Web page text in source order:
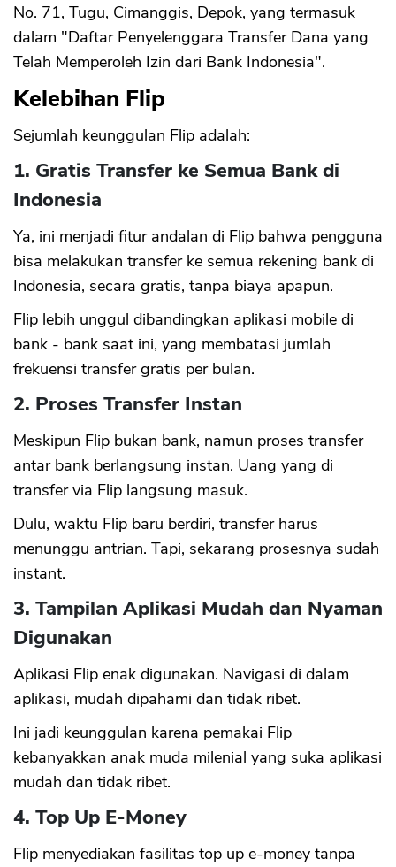
No. 71, Tugu, Cimanggis, Depok, yang termasuk
dalam "Daftar Penyelenggara Transfer Dana yang
Telah Memperoleh Izin dari Bank Indonesia".
Kelebihan Flip
Sejumlah keunggulan Flip adalah:
1. Gratis Transfer ke Semua Bank di
Indonesia
Ya, ini menjadi fitur andalan di Flip bahwa pengguna
bisa melakukan transfer ke semua rekening bank di
Indonesia, secara gratis, tanpa biaya apapun.
Flip lebih unggul dibandingkan aplikasi mobile di
bank - bank saat ini, yang membatasi jumlah
frekuensi transfer gratis per bulan.
2. Proses Transfer Instan
Meskipun Flip bukan bank, namun proses transfer
antar bank berlangsung instan. Uang yang di
transfer via Flip langsung masuk.
Dulu, waktu Flip baru berdiri, transfer harus
menunggu antrian. Tapi, sekarang prosesnya sudah
instant.
3. Tampilan Aplikasi Mudah dan Nyaman
Digunakan
Aplikasi Flip enak digunakan. Navigasi di dalam
aplikasi, mudah dipahami dan tidak ribet.
Ini jadi keunggulan karena pemakai Flip
kebanyakkan anak muda milenial yang suka aplikasi
mudah dan tidak ribet.
4. Top Up E-Money
Flip menyediakan fasilitas top up e-money tanpa